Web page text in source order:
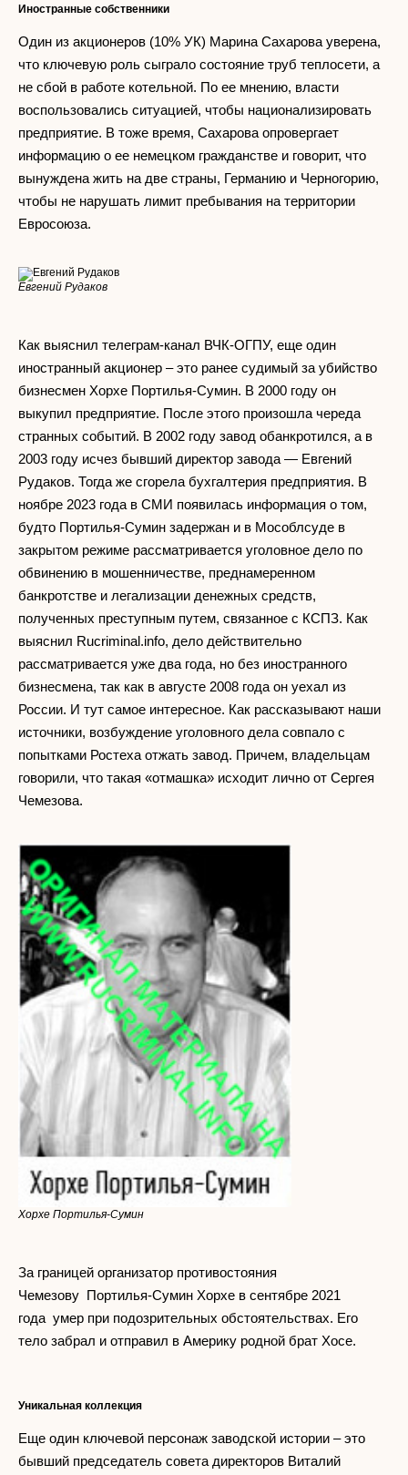
Иностранные собственники
Один из акционеров (10% УК) Марина Сахарова уверена,
что ключевую роль сыграло состояние труб теплосети, а
не сбой в работе котельной. По ее мнению, власти
воспользовались ситуацией, чтобы национализировать
предприятие. В тоже время, Сахарова опровергает
информацию о ее немецком гражданстве и говорит, что
вынуждена жить на две страны, Германию и Черногорию,
чтобы не нарушать лимит пребывания на территории
Евросоюза.
Евгений Рудаков
Как выяснил телеграм-канал ВЧК-ОГПУ, еще один
иностранный акционер – это ранее судимый за убийство
бизнесмен Хорхе Портилья-Сумин. В 2000 году он
выкупил предприятие. После этого произошла череда
странных событий. В 2002 году завод обанкротился, а в
2003 году исчез бывший директор завода — Евгений
Рудаков. Тогда же сгорела бухгалтерия предприятия. В
ноябре 2023 года в СМИ появилась информация о том,
будто Портилья-Сумин задержан и в Мособлсуде в
закрытом режиме рассматривается уголовное дело по
обвинению в мошенничестве, преднамеренном
банкротстве и легализации денежных средств,
полученных преступным путем, связанное с КСПЗ. Как
выяснил Rucriminal.info, дело действительно
рассматривается уже два года, но без иностранного
бизнесмена, так как в августе 2008 года он уехал из
России. И тут самое интересное. Как рассказывают наши
источники, возбуждение уголовного дела совпало с
попытками Ростеха отжать завод. Причем, владельцам
говорили, что такая «отмашка» исходит лично от Сергея
Чемезова.
Хорхе Портилья-Сумин
За границей организатор противостояния
Чемезову Портилья-Сумин Хорхе в сентябре 2021
года умер при подозрительных обстоятельствах. Его
тело забрал и отправил в Америку родной брат Хосе.
Уникальная коллекция
Еще один ключевой персонаж заводской истории – это
бывший председатель совета директоров Виталий